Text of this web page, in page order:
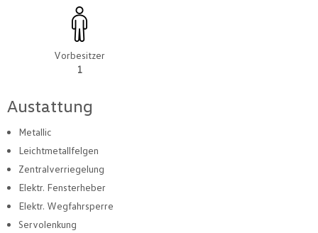
Vorbesitzer
1
Austattung
Metallic
Leichtmetallfelgen
Zentralverriegelung
Elektr. Fensterheber
Elektr. Wegfahrsperre
Servolenkung